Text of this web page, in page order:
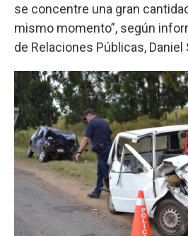
se concentre una gran
mismo momento”, según
de Relaciones Públicas, Daniel